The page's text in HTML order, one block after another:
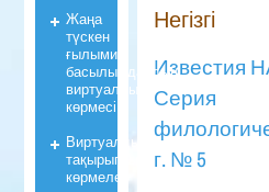
Негізгі
Известия
Серия
г. № 5
Жаңа
түскен
ғылыми
басылымдардың
виртуалды
көрмесі
Виртуалды
тақырыпты
көрмелер